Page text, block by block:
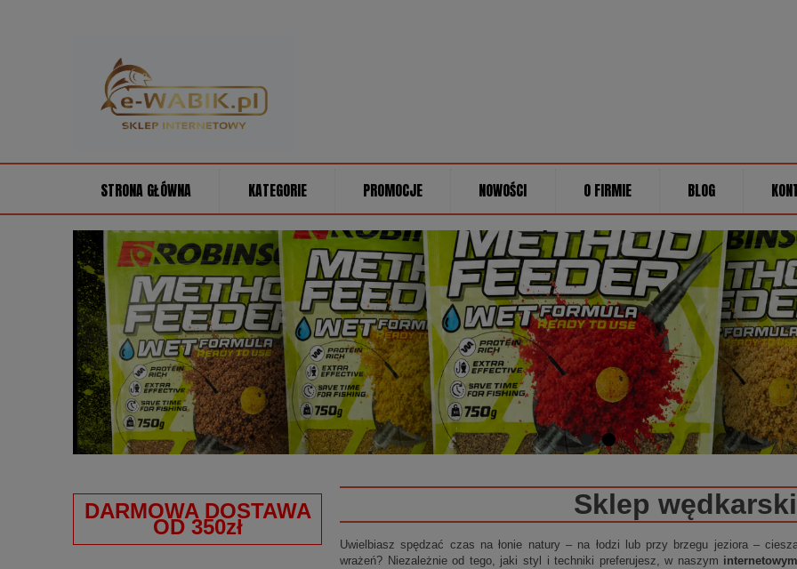
STRONA GŁÓWNA KATEGORIE PROMOCJE NOWOŚCI O FIRMIE BLOG
DARMOWA DOSTAWA
OD 350zł
Sklep wędkarski
Uwielbiasz spędzać czas na łonie natury – na łodzi lub przy brzegu jeziora –
wrażeń? Niezależnie od tego, jaki styl i techniki preferujesz, w naszym